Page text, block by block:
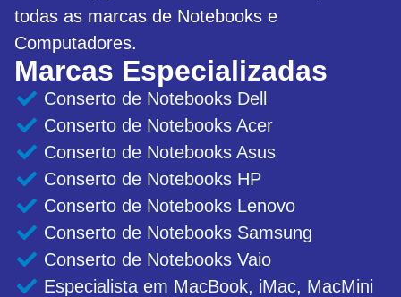
todas as marcas de Notebooks e
Computadores.
Marcas Especializadas
Conserto de Notebooks Dell
Conserto de Notebooks Acer
Conserto de Notebooks Asus
Conserto de Notebooks HP
Conserto de Notebooks Lenovo
Conserto de Notebooks Samsung
Conserto de Notebooks Vaio
Especialista em MacBook, iMac, MacMini